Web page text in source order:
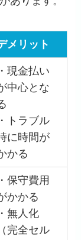
メリット
・現金払い
中心とな
・トラブル
に時間が
かる
・保守費用
かかる
・無人化
（完全セル